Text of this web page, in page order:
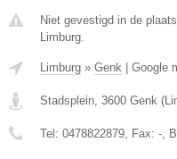
Niet gevestigd in de
Limburg.
Limburg » Genk Google
Stadsplein, 3600 Genk (
Tel: 0478822879, Fax: -,